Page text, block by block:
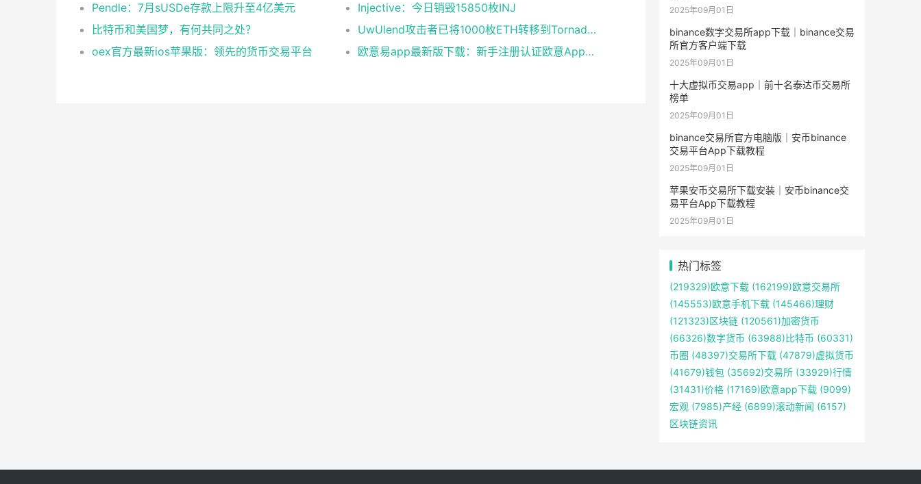
Pendle：7月sUSDe存款上限升至4亿美元
Injective：今日销毁15850枚INJ
比特币和美国梦，有何共同之处？
UwUlend攻击者已将1000枚ETH转移到Tornado Cash
oex官方最新ios苹果版：领先的货币交易平台
欧意易app最新版下载：新手注册认证欧意App下载操作教程
2025年09月01日
binance数字交易所app下载｜binance交易
所官方客户端下载
2025年09月01日
十大虚拟币交易app｜前十名泰达币交易所
榜单
2025年09月01日
binance交易所官方电脑版｜安币binance
交易平台App下载教程
2025年09月01日
苹果安币交易所下载安装｜安币binance交
易平台App下载教程
2025年09月01日
热门标签
(219329)欧意下载 (162199)欧意交易所
(145553)欧意手机下载 (145466)理财
(121323)区块链 (120561)加密货币
(66326)数字货币 (63988)比特币 (60331)
币圈 (48397)交易所下载 (47879)虚拟货币
(41679)钱包 (35692)交易所 (33929)行情
(31431)价格 (17169)欧意app下载 (9099)
宏观 (7985)产经 (6899)滚动新闻 (6157)
区块链资讯